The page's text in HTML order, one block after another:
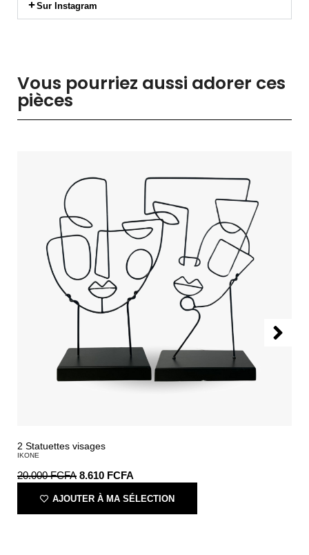
Sur Instagram
Vous pourriez aussi adorer ces
pièces
2 Statuettes visages
IKONE
20.000FCFA 8.610 FCFA
AJOUTER À MA SÉLECTION